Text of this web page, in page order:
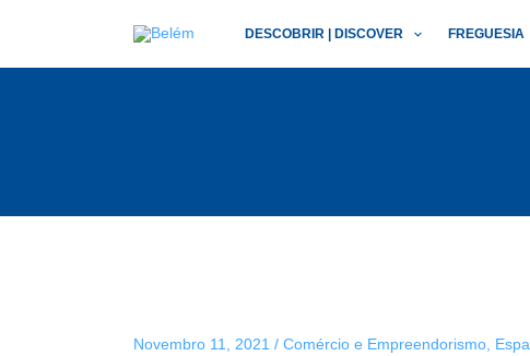
DESCOBRIR | DISCOVER FREGUESIA
Novembro 11, 2021 / Comércio e Empreendorismo
navigation